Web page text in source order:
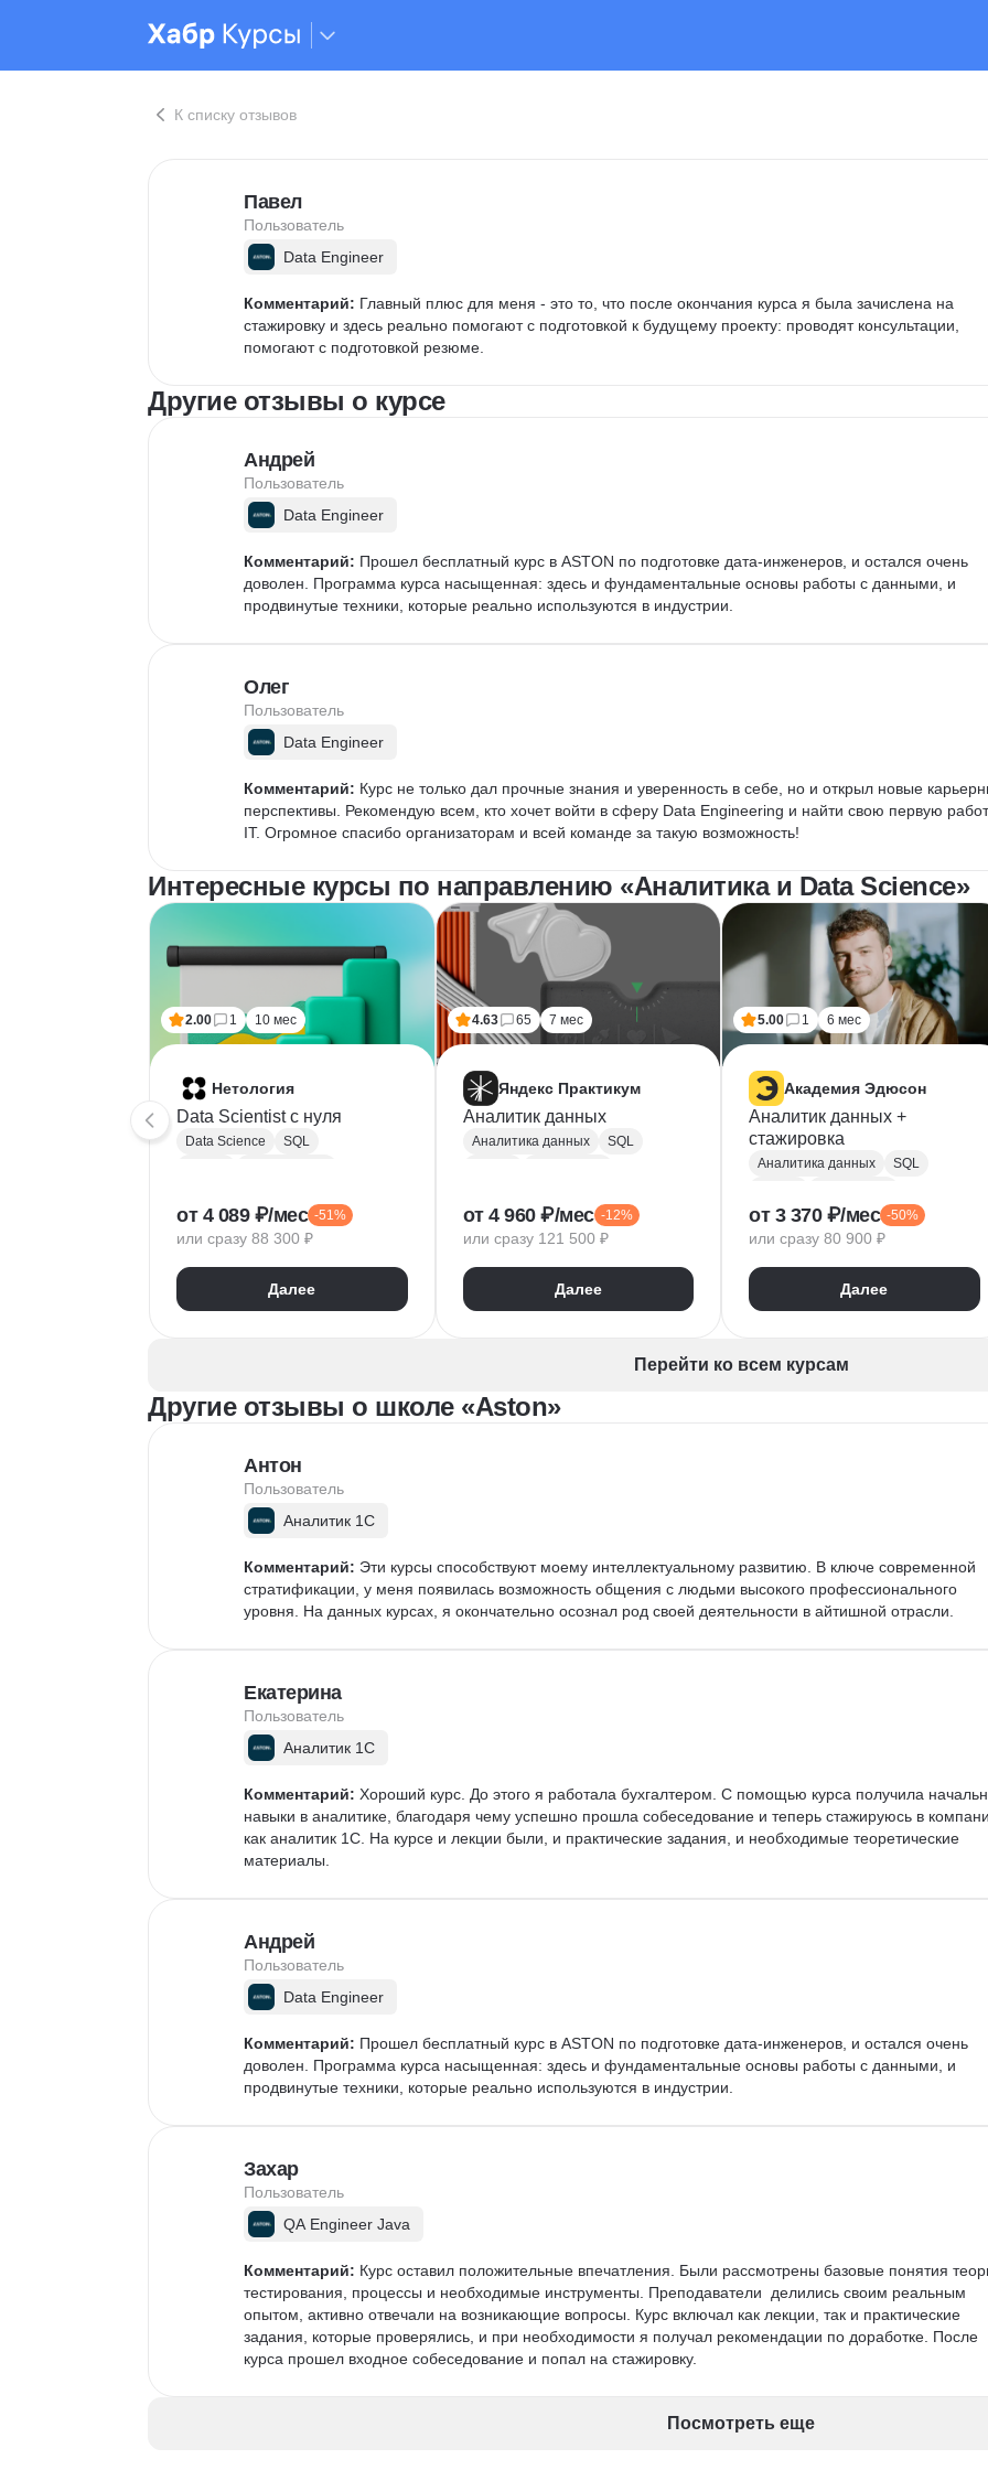
К списку отзывов
Павел
Пользователь
Data Engineer
Комментарий: Главный плюс для меня - это то, что после окончания курса я была зачислена на
стажировку и здесь реально помогают с подготовкой к будущему проекту: проводят консультации,
помогают с подготовкой резюме.
Другие отзывы о курсе
Андрей
Пользователь
Data Engineer
Комментарий: Прошел бесплатный курс в ASTON по подготовке дата-инженеров, и остался очень
доволен. Программа курса насыщенная: здесь и фундаментальные основы работы с данными, и
продвинутые техники, которые реально используются в индустрии.
Олег
Пользователь
Data Engineer
Комментарий: Курс не только дал прочные знания и уверенность в себе, но и открыл новые
перспективы. Рекомендую всем, кто хочет войти в сферу Data Engineering и найти свою первую
IT. Огромное спасибо организаторам и всей команде за такую возможность!
Интересные курсы по направлению «Аналитика и Data Science»
2.00 1 10 мес
Нетология
Data Scientist с нуля
Data Science
SQL
Парсинг
Keras
Машинное обучение
Нейронные сети
Pandas
Очистка данных
Извлечение данных
Аналитика данных
от 4 089 ₽/мес -51%
или сразу 88 300 ₽
Далее
4.63 65 7 мес
Яндекс Практикум
Аналитик данных
Аналитика данных
SQL
MatPlotLib
NumPy
Pandas
Google Таблицы
от 4 960 ₽/мес -12%
или сразу 121 500 ₽
Далее
5.00 1 6 мес
Академия Эдюсон
Аналитик данных +
стажировка
Аналитика данных
SQL
Алгоритмы и структуры данных
Power BI
Tableau
Microsoft Excel
Юнит-экономика
от 3 370 ₽/мес -50%
или сразу 80 900 ₽
Далее
Перейти ко всем курсам
Другие отзывы о школе «Aston»
Антон
Пользователь
Аналитик 1С
Комментарий: Эти курсы способствуют моему интеллектуальному развитию. В ключе современной
стратификации, у меня появилась возможность общения с людьми высокого профессионального
уровня. На данных курсах, я окончательно осознал род своей деятельности в айтишной отрасли.
Екатерина
Пользователь
Аналитик 1С
Комментарий: Хороший курс. До этого я работала бухгалтером. С помощью курса получила
навыки в аналитике, благодаря чему успешно прошла собеседование и теперь стажируюсь в
как аналитик 1С. На курсе и лекции были, и практические задания, и необходимые теоретические
материалы.
Андрей
Пользователь
Data Engineer
Комментарий: Прошел бесплатный курс в ASTON по подготовке дата-инженеров, и остался очень
доволен. Программа курса насыщенная: здесь и фундаментальные основы работы с данными, и
продвинутые техники, которые реально используются в индустрии.
Захар
Пользователь
QA Engineer Java
Комментарий: Курс оставил положительные впечатления. Были рассмотрены базовые понятия
тестирования, процессы и необходимые инструменты. Преподаватели  делились своим реальным
опытом, активно отвечали на возникающие вопросы. Курс включал как лекции, так и практические
задания, которые проверялись, и при необходимости я получал рекомендации по доработке. После
курса прошел входное собеседование и попал на стажировку.
Посмотреть еще